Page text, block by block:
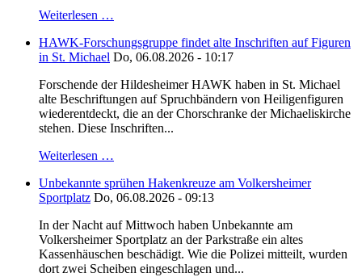
Weiterlesen …
HAWK-Forschungsgruppe findet alte Inschriften auf Figuren
in St. Michael Do, 06.08.2026 - 10:17
Forschende der Hildesheimer HAWK haben in St. Michael
alte Beschriftungen auf Spruchbändern von Heiligenfiguren
wiederentdeckt, die an der Chorschranke der Michaeliskirche
stehen. Diese Inschriften...
Weiterlesen …
Unbekannte sprühen Hakenkreuze am Volkersheimer
Sportplatz Do, 06.08.2026 - 09:13
In der Nacht auf Mittwoch haben Unbekannte am
Volkersheimer Sportplatz an der Parkstraße ein altes
Kassenhäuschen beschädigt. Wie die Polizei mitteilt, wurden
dort zwei Scheiben eingeschlagen und...